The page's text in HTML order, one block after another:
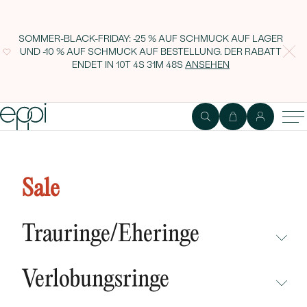
SOMMER-BLACK-FRIDAY: -25 % AUF SCHMUCK AUF LAGER
UND -10 % AUF SCHMUCK AUF BESTELLUNG. DER RABATT
ENDET IN10T 4S 31M 47S ANSEHEN
Sale
Trauringe/Eheringe
NEUHEITEN
Verlobungsringe
Silber mit Gravur Perrie